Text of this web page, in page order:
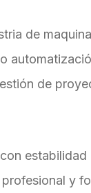
de
de
estabilidad
y